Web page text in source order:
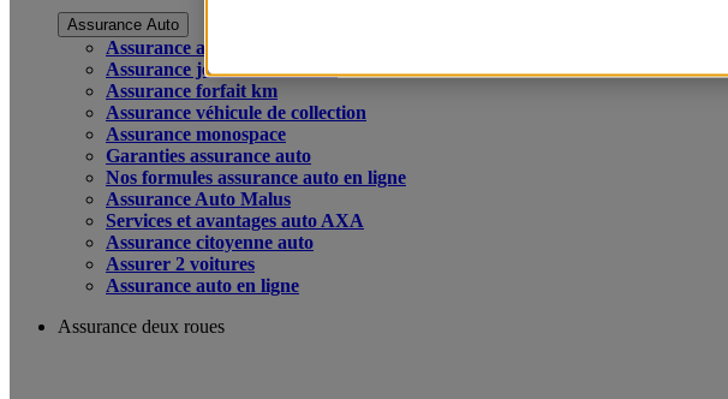
Assurance Auto
Assurance auto
Assurance jeune conducteur
Assurance forfait km
Assurance véhicule de collection
Assurance monospace
Garanties assurance auto
Nos formules assurance auto en ligne
Assurance Auto Malus
Services et avantages auto AXA
Assurance citoyenne auto
Assurer 2 voitures
Assurance auto en ligne
Assurance deux roues